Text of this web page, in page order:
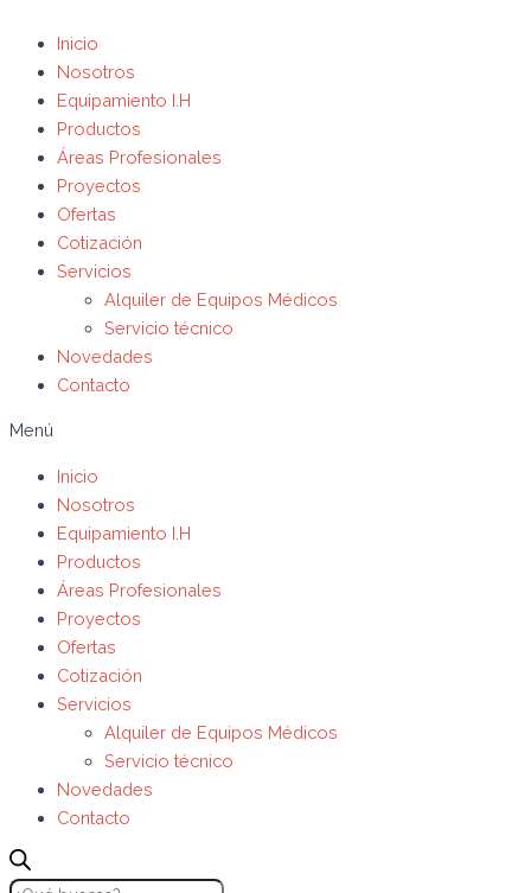
Inicio
Nosotros
Equipamiento I.H
Productos
Áreas Profesionales
Proyectos
Ofertas
Cotización
Servicios
Alquiler de Equipos Médicos
Servicio técnico
Novedades
Contacto
Menú
Inicio
Nosotros
Equipamiento I.H
Productos
Áreas Profesionales
Proyectos
Ofertas
Cotización
Servicios
Alquiler de Equipos Médicos
Servicio técnico
Novedades
Contacto